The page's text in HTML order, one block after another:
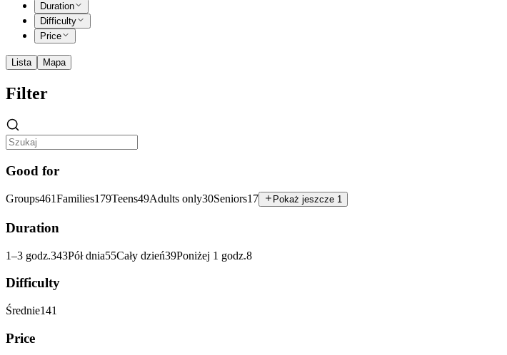
Duration
Difficulty
Price
Lista Mapa
Filter
Good for
Groups461Families179Teens49Adults only30Seniors17 Pokaż jeszcze 1
Duration
1–3 godz.343Pół dnia55Cały dzień39Poniżej 1 godz.8
Difficulty
Średnie141
Price